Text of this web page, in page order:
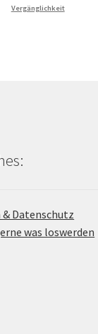
Vergänglichkeit
Datenschutz
was loswerden